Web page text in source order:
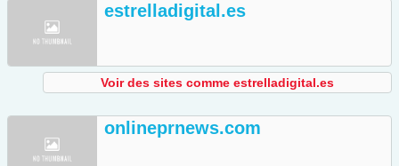
estrelladigital.es
Voir des sites comme estrelladigital.es
onlineprnews.com